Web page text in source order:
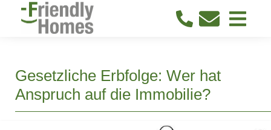
Gesetzliche Erbfolge: Wer hat
Anspruch auf die Immobilie?